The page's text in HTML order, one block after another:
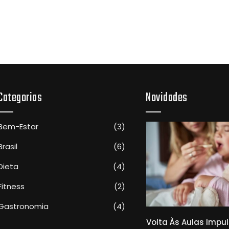
Estar
(3)
(6)
(4)
(2)
(4)
Novidades
Volta Às Aulas